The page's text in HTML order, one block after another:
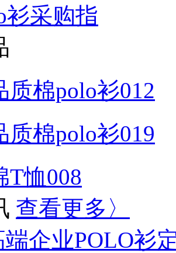
衫采购指
质棉polo衫012
质棉polo衫019
T恤008
查看更多〉
端企业POLO衫